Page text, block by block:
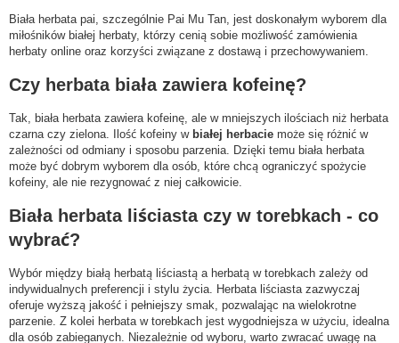
Biała herbata pai, szczególnie Pai Mu Tan, jest doskonałym wyborem dla
miłośników białej herbaty, którzy cenią sobie możliwość zamówienia
herbaty online oraz korzyści związane z dostawą i przechowywaniem.
Czy herbata biała zawiera kofeinę?
Tak, biała herbata zawiera kofeinę, ale w mniejszych ilościach niż herbata
czarna czy zielona. Ilość kofeiny w białej herbacie może się różnić w
zależności od odmiany i sposobu parzenia. Dzięki temu biała herbata
może być dobrym wyborem dla osób, które chcą ograniczyć spożycie
kofeiny, ale nie rezygnować z niej całkowicie.
Biała herbata liściasta czy w torebkach - co
wybrać?
Wybór między białą herbatą liściastą a herbatą w torebkach zależy od
indywidualnych preferencji i stylu życia. Herbata liściasta zazwyczaj
oferuje wyższą jakość i pełniejszy smak, pozwalając na wielokrotne
parzenie. Z kolei herbata w torebkach jest wygodniejsza w użyciu, idealna
dla osób zabieganych. Niezależnie od wyboru, warto zwracać uwagę na